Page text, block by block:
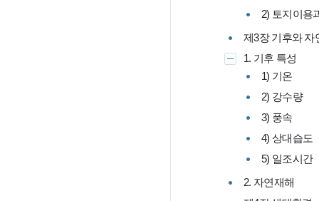
2) 토지이용
제3장 기후와 자
1. 기후 특성
1) 기온
2) 강수량
3) 풍속
4) 상대습도
5) 일조시간
2. 자연재해